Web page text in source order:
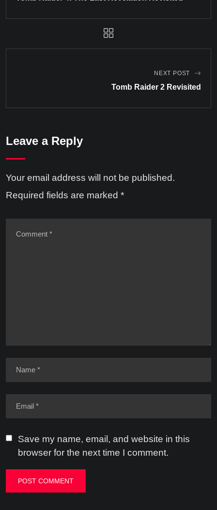
NEXT POST
Tomb Raider 2 Revisited
Leave a Reply
Your email address will not be published.
Required fields are marked *
Save my name, email, and website in this
browser for the next time I comment.